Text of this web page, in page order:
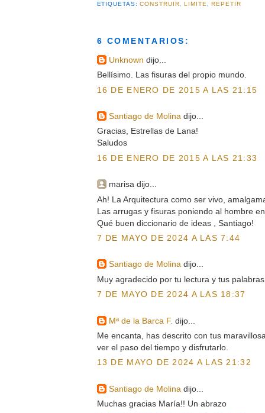
ETIQUETAS:CONSTRUIR,LIMITE,REPETIR
6 COMENTARIOS:
Unknown dijo...
Bellísimo. Las fisuras del propio mundo.
16 DE ENERO DE 2015 A LAS 21:15
Santiago de Molina dijo...
Gracias, Estrellas de Lana!
Saludos
16 DE ENERO DE 2015 A LAS 21:33
marisa dijo...
Ah! La Arquitectura como ser vivo,
Las arrugas y fisuras poniendo al hombre
Qué buen diccionario de ideas , Santiago!
7 DE MAYO DE 2024 A LAS 7:44
Santiago de Molinadijo...
Muy agradecido por tu lectura y tus
7 DE MAYO DE 2024 A LAS 18:37
Mª de la Barca F. dijo...
Me encanta, has descrito con tus
ver el paso del tiempo y disfrutarlo.
13 DE MAYO DE 2024 A LAS 21:32
Santiago de Molina dijo...
Muchas gracias María!! Un abrazo